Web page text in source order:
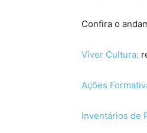
Confira o
Viver Cultura:
Ações
Inventários de